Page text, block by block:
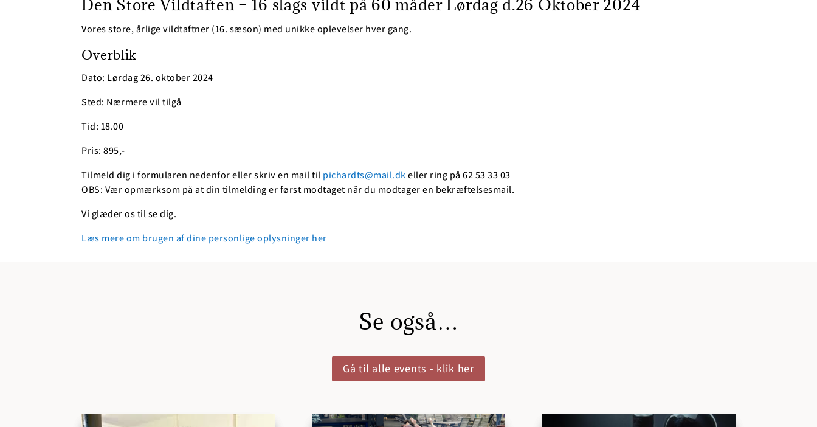
Den Store Vildtaften – 16 slags vildt på 60 måder Lørdag d.26 Oktober 2024
Vores store, årlige vildtaftner (16. sæson) med unikke oplevelser hver gang.
Overblik
Dato: Lørdag 26. oktober 2024
Sted: Nærmere vil tilgå
Tid: 18.00
Pris: 895,-
Tilmeld dig i formularen nedenfor eller skriv en mail til pichardts@mail.dkeller ring på 62 53 33 03
OBS: Vær opmærksom på at din tilmelding er først modtaget når du modtager en bekræftelsesmail.
Vi glæder os til se dig.
Læs mere om brugen af dine personlige oplysninger her
Se også…
Gå til alle events - klik her